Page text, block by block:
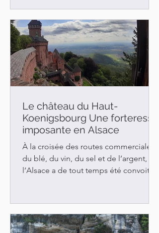
Le château du Haut-
Koenigsbourg Une forteresse
imposante en Alsace
À la croisée des routes commerciales
du blé, du vin, du sel et de l’argent,
l’Alsace a de tout temps été convoitée.